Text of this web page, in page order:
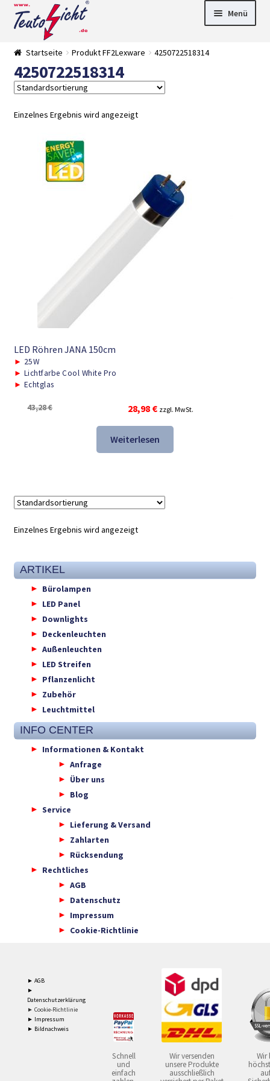
Zur
Navigation
springen
Springe
zum
Menü
►
Startseite Produkt FF2Lexware 4250722518314
4250722518314
Einzelnes Ergebnis wird angezeigt
LED Röhren JANA 150cm
► 25W
► Lichtfarbe Cool White Pro
► Echtglas
43,28€
Ursprünglicher
Preis
war:
43,28 €
28,98 €Aktueller
Preis
ist:
28,98 €.
zzgl. MwSt.
Weiterlesen
Einzelnes Ergebnis wird angezeigt
ARTIKEL
Bürolampen
LED Panel
Downlights
Deckenleuchten
Außenleuchten
LED Streifen
Pflanzenlicht
Zubehör
Leuchtmittel
INFO CENTER
Informationen & Kontakt
Anfrage
Über uns
Blog
Service
Lieferung & Versand
Zahlarten
Rücksendung
Rechtliches
AGB
Datenschutz
Impressum
Cookie-Richtlinie
► AGB
►
Datenschutzerklärung
► Cookie-Richtlinie
► Impressum
► Bildnachweis
Schnell
und
einfach
Wir versenden
unsere Produkte
ausschließlich
Wir